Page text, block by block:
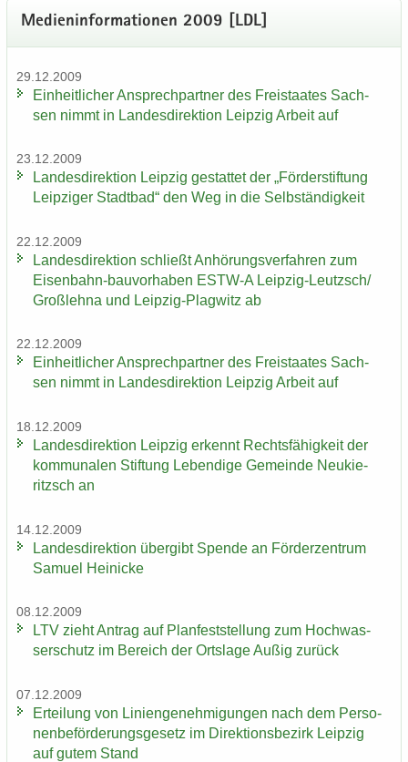
Me­di­en­in­for­ma­tio­nen 2009 [LDL]
29.12.2009
Ein­heit­li­cher An­sprech­part­ner des Frei­staa­tes Sach­
sen nimmt in Lan­des­di­rek­ti­on Leip­zig Ar­beit auf
23.12.2009
Lan­des­di­rek­ti­on Leip­zig ge­stat­tet der „För­der­stif­tung
Leip­zi­ger Stadt­bad“ den Weg in die Selb­stän­dig­keit
22.12.2009
Lan­des­di­rek­ti­on schließt An­hö­rungs­ver­fah­ren zum
Eisenbahn-​bauvorhaben ESTW-​A Leipzig-​Leutzsch/
Groß­leh­na und Leipzig-​Plagwitz ab
22.12.2009
Ein­heit­li­cher An­sprech­part­ner des Frei­staa­tes Sach­
sen nimmt in Lan­des­di­rek­ti­on Leip­zig Ar­beit auf
18.12.2009
Lan­des­di­rek­ti­on Leip­zig er­kennt Rechts­fä­hig­keit der
kom­mu­na­len Stif­tung Le­ben­di­ge Ge­mein­de Neu­kie­
ritzsch an
14.12.2009
Lan­des­di­rek­ti­on über­gibt Spen­de an För­der­zen­trum
Sa­mu­el Hei­ni­cke
08.12.2009
LTV zieht An­trag auf Plan­fest­stel­lung zum Hoch­was­
ser­schutz im Be­reich der Orts­la­ge Außig zu­rück
07.12.2009
Er­tei­lung von Li­ni­en­ge­neh­mi­gun­gen nach dem Per­so­
nen­be­för­de­rungs­ge­setz im Di­rek­ti­ons­be­zirk Leip­zig
auf gutem Stand